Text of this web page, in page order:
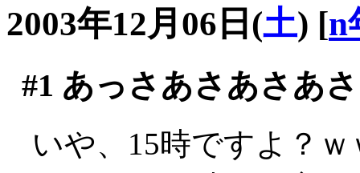
2003年12月06日(土) [n
#1 あっさあさあさあ
いや、15時ですよ？ｗ